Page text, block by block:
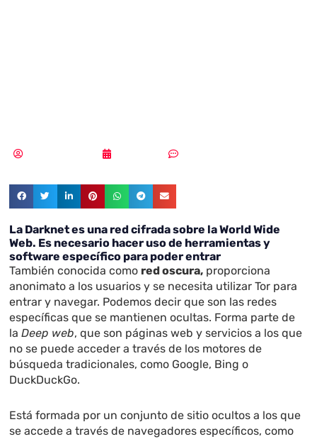
La Darknet es una red cifrada sobre la World Wide
Web. Es necesario hacer uso de herramientas y
software específico para poder entrar
También conocida como red oscura, proporciona
anonimato a los usuarios y se necesita utilizar Tor para
entrar y navegar. Podemos decir que son las redes
específicas que se mantienen ocultas. Forma parte de
laDeep web, que son páginas web y servicios a los que
no se puede acceder a través de los motores de
búsqueda tradicionales, como Google, Bing o
DuckDuckGo.
Está formada por un conjunto de sitio ocultos a los que
se accede a través de navegadores específicos, como